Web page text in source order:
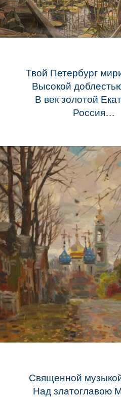
Твой Петербург
Высокой
В век золотой
Россия…
Священной
Над златоглавою